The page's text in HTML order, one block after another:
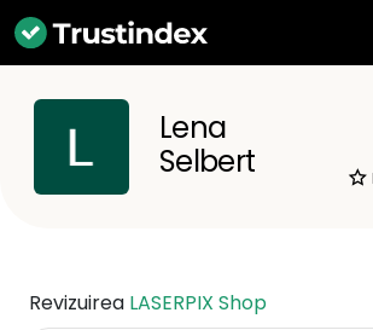
Lena
Selbert
Revizuirea LASERPIX Shop